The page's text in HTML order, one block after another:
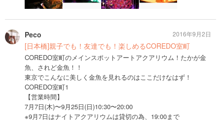
Peco
[日本橋]親子でも！友達でも！楽しめるCOREDO室町
COREDO室町のメインスポットアートアクアリウム！たかが金
魚、されど金魚！！
東京でこんなに美しく金魚を見れるのはここだけなはず！
COREDO室町1
【営業時間】
7月7日(木)〜9月25日(日)10:30〜20:00
※9月7日はナイトアクアリウムは貸切の為、19:00まで
2016年9月2日